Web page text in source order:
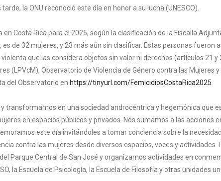
la ONU reconoció este día en honor a su lucha (UNESCO).
en Costa Rica para el 2025, según la clasificación de la Fiscalía
es de 32 mujeres, y 23 más aún sin clasificar. Estas personas fueron
que las considera objetos sin valor ni derechos (artículos 21 y
(LPVcM), Observatorio de Violencia de Género contra las Mujeres
del Observatorio en https://tinyurl.com/FemicidiosCostaRica2025
y transformamos en una sociedad androcéntrica y hegemónica que
en espacios públicos y privados. Nos sumamos a las acciones
este día invitándoles a tomar conciencia sobre la
contra las mujeres desde diversos espacios, voces y actividades.
Parque Central de San José y organizamos actividades en
SO, la Escuela de Psicología, la Escuela de Filosofía y otras unidades